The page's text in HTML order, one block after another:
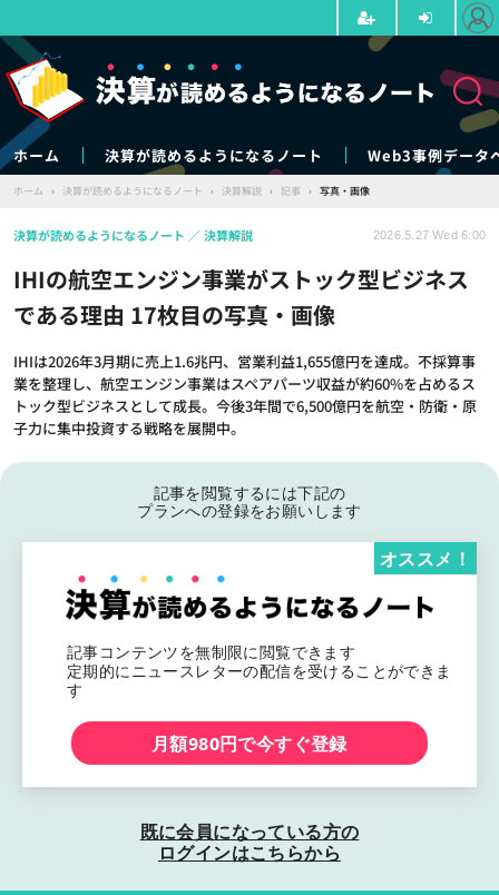
ホーム 決算が読めるようになるノート Web3事例データ
ホーム › 決算が読めるようになるノート › 決算解説 › 記事 › 写真・画像
IHIの航空エンジン事業がストック型ビジネス
である理由 17枚目の写真・画像
IHIは2026年3月期に売上1.6兆円、営業利益1,655億円を達成。不採算事
業を整理し、航空エンジン事業はスペアパーツ収益が約60%を占めるス
トック型ビジネスとして成長。今後3年間で6,500億円を航空・防衛・原
子力に集中投資する戦略を展開中。
決算が読めるようになるノート 決算解説 2026.5.27 Wed 6:00
記事を閲覧するには下記の
プランへの登録をお願いします
記事コンテンツを無制限に閲覧できます
定期的にニュースレターの配信を受けることができま
す
オススメ！
月額980円で今すぐ登録
既に会員になっている方の
ログインはこちらから